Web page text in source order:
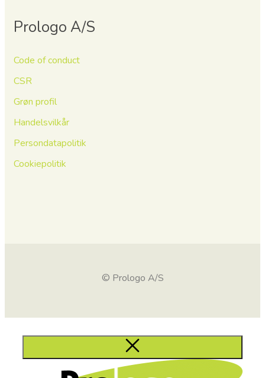
Prologo A/S
Code of conduct
CSR
Grøn profil
Handelsvilkår
Persondatapolitik
Cookiepolitik
© Prologo A/S